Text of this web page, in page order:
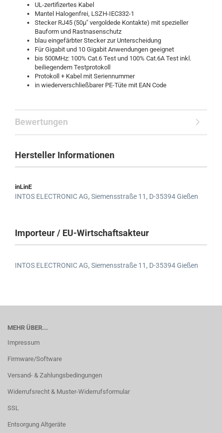
UL-zertifizertes Kabel
Mantel Halogenfrei, LSZH-IEC332-1
Stecker RJ45 (50µ" vergoldede Kontakte) mit spezieller
Bauform und Rastnasenschutz
blau eingefärbter Stecker zur Unterscheidung
Für Gigabit und 10 Gigabit Anwendungen geeignet
bis 500MHz: 100% Cat.6 Test und 100% Cat.6A Test inkl.
beiliegendem Testprotokoll
Protokoll + Kabel mit Seriennummer
in wiederverschließbarer PE-Tüte mit EAN Code
Bewertungen
Hersteller Informationen
inLinE
INTOS ELECTRONIC AG, Siemensstraße 11, D-35394 Gießen
Importeur / EU-Wirtschaftsakteur
INTOS ELECTRONIC AG, Siemensstraße 11, D-35394 Gießen
MEHR ÜBER...
Impressum
Firmware/Software
Versand- & Zahlungsbedingungen
Widerrufsrecht & Muster-Widerrufsformular
SSL
Entsorgung Altgeräte